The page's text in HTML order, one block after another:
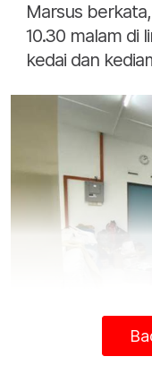
Marsus
10.30 malam di
kedai dan